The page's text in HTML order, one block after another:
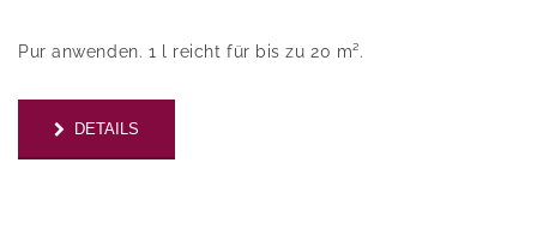
Pur anwenden. 1 l reicht für bis zu 20 m².
DETAILS